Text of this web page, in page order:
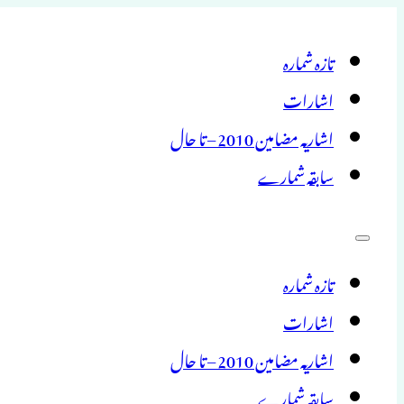
تازہ شمارہ
اشارات
اشاریہ مضامین 2010 – تا حال
سابقہ شمارے
تازہ شمارہ
اشارات
اشاریہ مضامین 2010 – تا حال
سابقہ شمارے